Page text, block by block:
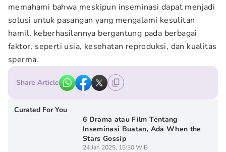
memahami bahwa meskipun inseminasi dapat menjadi
solusi untuk pasangan yang mengalami kesulitan
hamil, keberhasilannya bergantung pada berbagai
faktor, seperti usia, kesehatan reproduksi, dan kualitas
sperma.
Share Article
Curated For You
6 Drama atau Film Tentang
Inseminasi Buatan, Ada When the
Stars Gossip
24 Jan 2025, 15:30 WIB